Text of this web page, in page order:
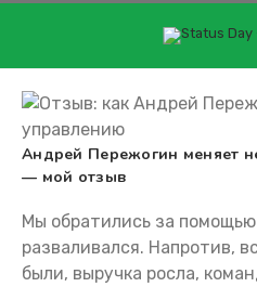
контентуПЕРЕЖОГИН
инвестор
Андрей Пережогин меняет
— мой отзыв
Мы обратились за
разваливался. Напротив,
были, выручка росла,